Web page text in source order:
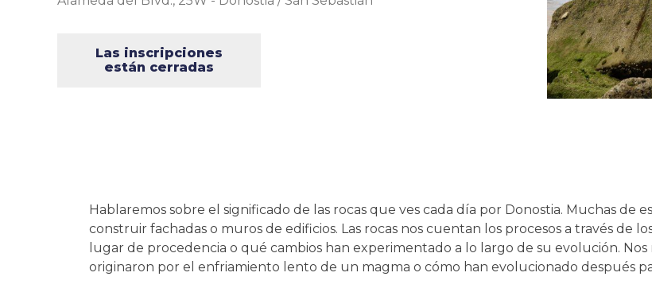
Las inscripciones
están cerradas
Hablaremos sobre el significado de las rocas que ves cada día por Donostia. Muchas de
construir fachadas o muros de edificios. Las rocas nos cuentan los procesos a través de
lugar de procedencia o qué cambios han experimentado a lo largo de su evolución.
originaron por el enfriamiento lento de un magma o cómo han evolucionado después